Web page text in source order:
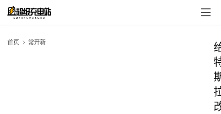
首页 常开新